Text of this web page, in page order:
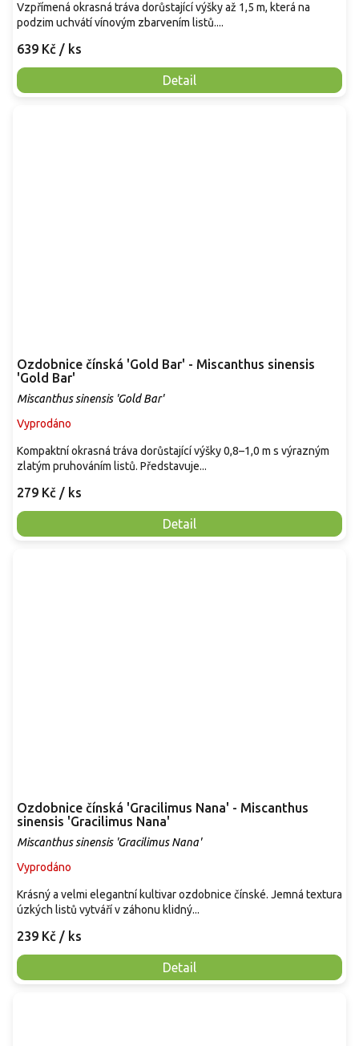
639 Kč / ks
Detail
Vzpřímená okrasná tráva dorůstající výšky až 1,5 m, která na
podzim uchvátí vínovým zbarvením listů....
Ozdobnice čínská 'Gold Bar' - Miscanthus sinensis
'Gold Bar'
Miscanthus sinensis 'Gold Bar'
Vyprodáno
279 Kč / ks
Detail
Kompaktní okrasná tráva dorůstající výšky 0,8–1,0 m s výrazným
zlatým pruhováním listů. Představuje...
Ozdobnice čínská 'Gracilimus Nana' - Miscanthus
sinensis 'Gracilimus Nana'
Miscanthus sinensis 'Gracilimus Nana'
Vyprodáno
239 Kč / ks
Detail
Krásný a velmi elegantní kultivar ozdobnice čínské. Jemná textura
úzkých listů vytváří v záhonu klidný...